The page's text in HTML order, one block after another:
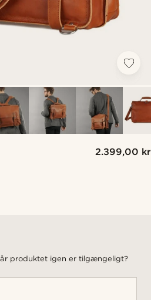
2.399,00 kr
produktet igen er tilgængeligt?